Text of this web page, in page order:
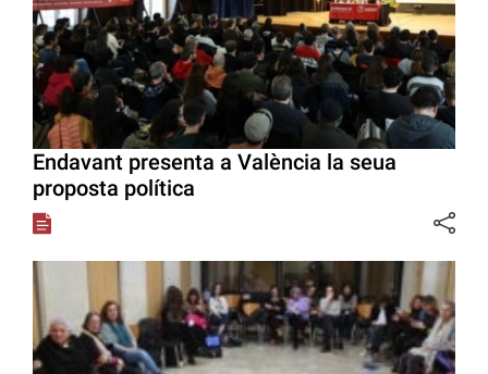
Endavant presenta a València la seua
proposta política